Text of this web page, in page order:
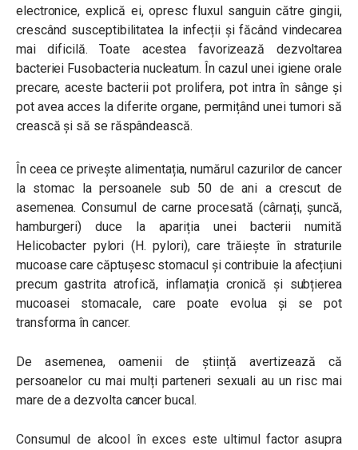
electronice, explică ei, opresc fluxul sanguin către gingii,
crescând susceptibilitatea la infecții și făcând vindecarea
mai dificilă. Toate acestea favorizează dezvoltarea
bacteriei Fusobacteria nucleatum. În cazul unei igiene orale
precare, aceste bacterii pot prolifera, pot intra în sânge și
pot avea acces la diferite organe, permițând unei tumori să
crească și să se răspândească.
În ceea ce privește alimentația, numărul cazurilor de cancer
la stomac la persoanele sub 50 de ani a crescut de
asemenea. Consumul de carne procesată (cârnați, șuncă,
hamburgeri) duce la apariția unei bacterii numită
Helicobacter pylori (H. pylori), care trăiește în straturile
mucoase care căptușesc stomacul și contribuie la afecțiuni
precum gastrita atrofică, inflamația cronică și subțierea
mucoasei stomacale, care poate evolua și se pot
transforma în cancer.
De asemenea, oamenii de știință avertizează că
persoanelor cu mai mulți parteneri sexuali au un risc mai
mare de a dezvolta cancer bucal.
Consumul de alcool în exces este ultimul factor asupra